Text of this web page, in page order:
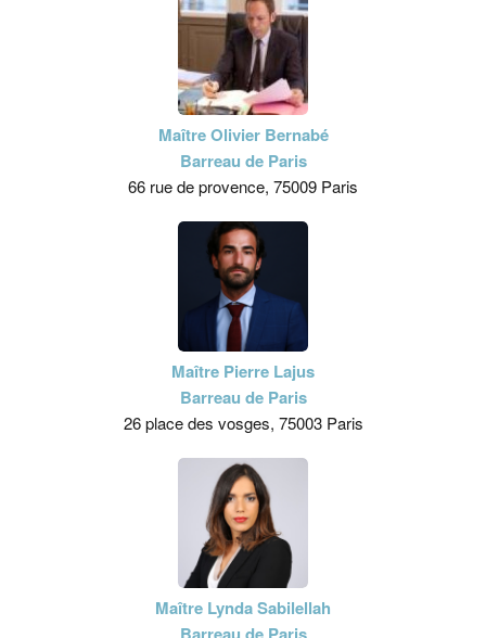
Maître Olivier Bernabé
Barreau de Paris
66 rue de provence, 75009 Paris
Maître Pierre Lajus
Barreau de Paris
26 place des vosges, 75003 Paris
Maître Lynda Sabilellah